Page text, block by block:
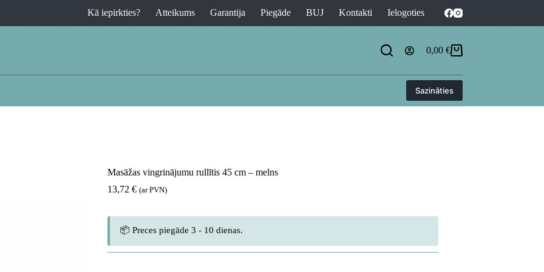
Kā iepirkties? Atteikums Garantija Piegāde BUJ Kontakti Ielogoties
Shopping
0,00 €
Sazināties
Masāžas vingrinājumu rullītis 45 cm – melns
13,72 € (ar PVN)
📦 Preces piegāde 3 - 10 dienas.